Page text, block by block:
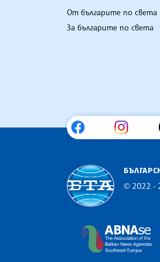
От българите по света
За българите по света
© 2022 -